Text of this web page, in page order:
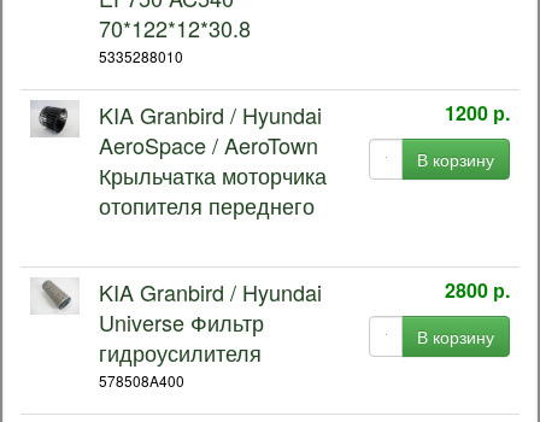
70*122*12*30.8
5335288010
KIA Granbird / Hyundai
AeroSpace / AeroTown
Крыльчатка моторчика
отопителя переднего
1200 р.
В корзину
KIA Granbird / Hyundai
Universe Фильтр
гидроусилителя
578508A400
2800 р.
В корзину